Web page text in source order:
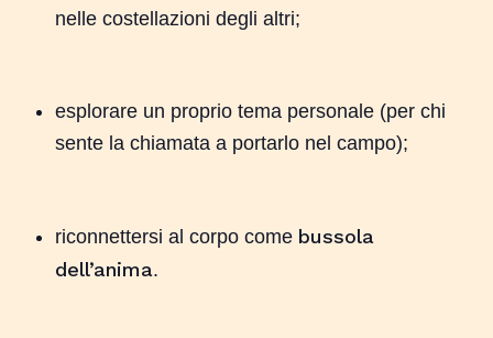
nelle costellazioni degli altri;
esplorare un proprio tema personale (per chi
sente la chiamata a portarlo nel campo);
riconnettersi al corpo come bussola
dell’anima.